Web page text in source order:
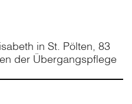
in St. Pölten, 83
der Übergangspflege